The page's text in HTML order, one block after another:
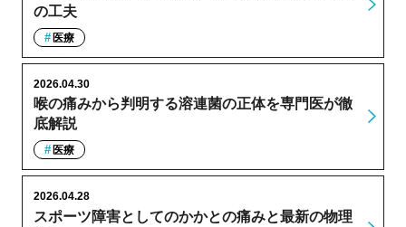
の工夫
医療
喉の痛みから判明する溶連菌の正体を専門医が徹
底解説
2026.04.30
医療
スポーツ障害としてのかかとの痛みと最新の物理
2026.04.28